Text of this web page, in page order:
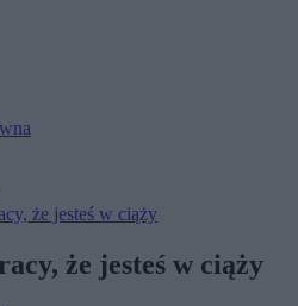
że jesteś w ciąży
że jesteś w ciąży